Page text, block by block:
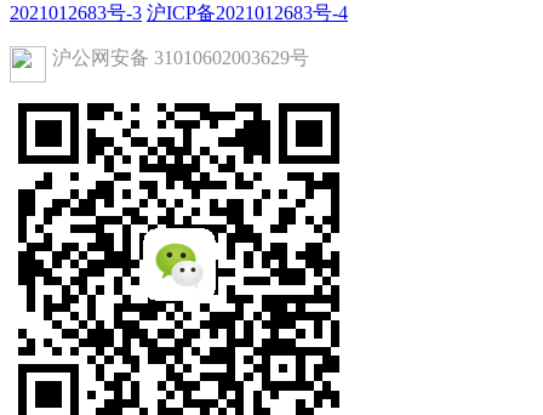
2021012683号-3 沪ICP备2021012683号-4
沪公网安备 31010602003629号